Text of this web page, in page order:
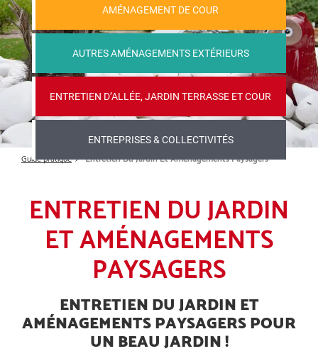
AMÉNAGEMENT DE COUR
AUTRES AMÉNAGEMENTS EXTÉRIEURS
ENTRETIEN D’ALLÉE, JARDIN TERRASSE ET COUR
ENTREPRISES & COLLECTIVITÉS
Guide pratique Entretien Du Jardin Et Aménagements Paysagers
ENTRETIEN DU JARDIN
ET AMÉNAGEMENTS
PAYSAGERS
ENTRETIEN DU JARDIN ET
AMÉNAGEMENTS PAYSAGERS POUR
UN BEAU JARDIN !